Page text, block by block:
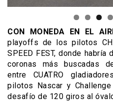
CON MONEDA EN EL
playoffs de los pilotos
SPEED FEST, donde
coronas más buscadas
entre CUATRO
pilotos Nascar y
desafío de 120 giros al